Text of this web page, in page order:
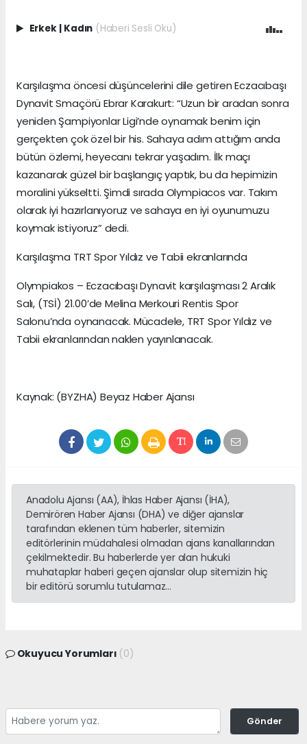
Erkek | Kadın (Haberi Sesli Oku)
Karşılaşma öncesi düşüncelerini dile getiren Eczacıbaşı
Dynavit Smaçörü Ebrar Karakurt: “Uzun bir aradan sonra
yeniden Şampiyonlar Ligi’nde oynamak benim için
gerçekten çok özel bir his. Sahaya adım attığım anda
bütün özlemi, heyecanı tekrar yaşadım. İlk maçı
kazanarak güzel bir başlangıç yaptık, bu da hepimizin
moralini yükseltti. Şimdi sırada Olympiacos var. Takım
olarak iyi hazırlanıyoruz ve sahaya en iyi oyunumuzu
koymak istiyoruz” dedi.
Karşılaşma TRT Spor Yıldız ve Tabii ekranlarında
Olympiakos – Eczacıbaşı Dynavit karşılaşması 2 Aralık
Salı, (TSİ) 21.00’de Melina Merkouri Rentis Spor
Salonu’nda oynanacak. Mücadele, TRT Spor Yıldız ve
Tabii ekranlarından naklen yayınlanacak.
Kaynak: (BYZHA) Beyaz Haber Ajansı
Anadolu Ajansı (AA), İhlas Haber Ajansı (İHA),
Demirören Haber Ajansı (DHA) ve diğer ajanslar
tarafından eklenen tüm haberler, sitemizin
editörlerinin müdahalesi olmadan ajans kanallarından
çekilmektedir. Bu haberlerde yer alan hukuki
muhataplar haberi geçen ajanslar olup sitemizin hiç
bir editörü sorumlu tutulamaz...
Okuyucu Yorumları (0)
Gönder